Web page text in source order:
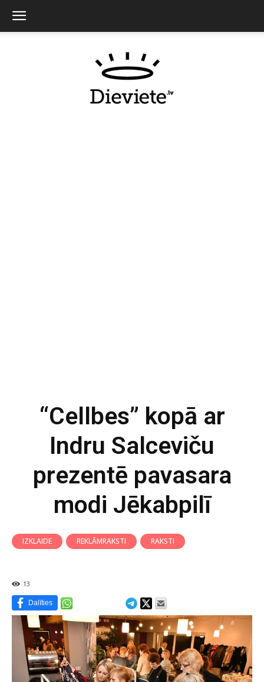
“Cellbes” kopā ar
Indru Salceviču
prezentē pavasara
modi Jēkabpilī
IZKLAIDE REKLĀMRAKSTI RAKSTI
13
Dalīties